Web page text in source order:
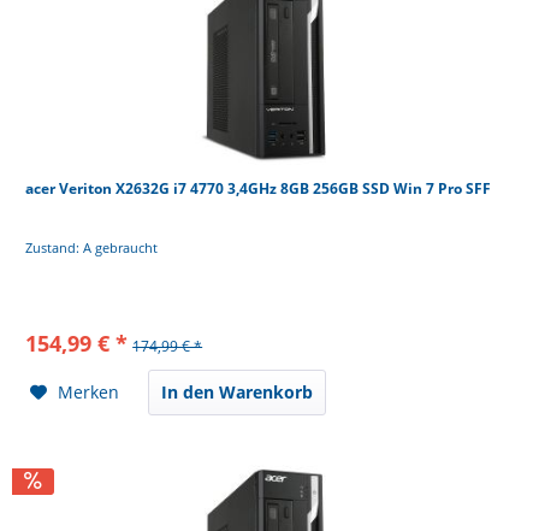
acer Veriton X2632G i7 4770 3,4GHz 8GB 256GB SSD Win 7 Pro SFF
Zustand: A gebraucht
154,99 € * 174,99 € *
Merken In den Warenkorb